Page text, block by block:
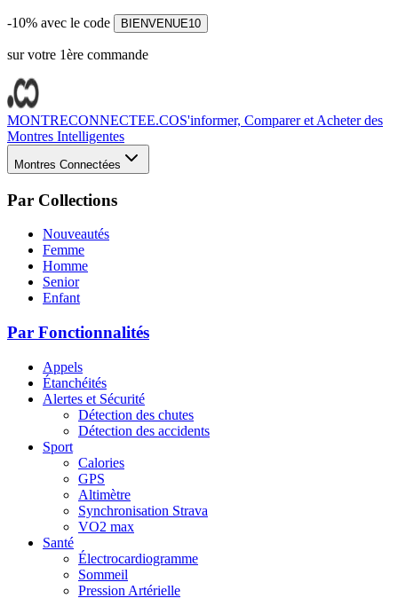
-10% avec le code BIENVENUE10
sur votre 1ère commande
MONTRECONNECTEE.COS'informer, Comparer et Acheter des
Montres Intelligentes
Montres Connectées
Par Collections
Nouveautés
Femme
Homme
Senior
Enfant
Par Fonctionnalités
Appels
Étanchéités
Alertes et Sécurité
Détection des chutes
Détection des accidents
Sport
Calories
GPS
Altimètre
Synchronisation Strava
VO2 max
Santé
Électrocardiogramme
Sommeil
Pression Artérielle